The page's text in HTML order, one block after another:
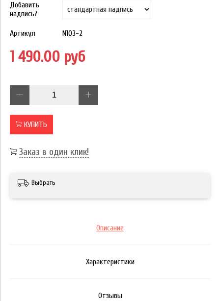
Добавить
надпись?
Артикул N103-2
1 490.00 руб
КУПИТЬ
Заказ в один клик!
Выбрать
Описание
Характеристики
Отзывы